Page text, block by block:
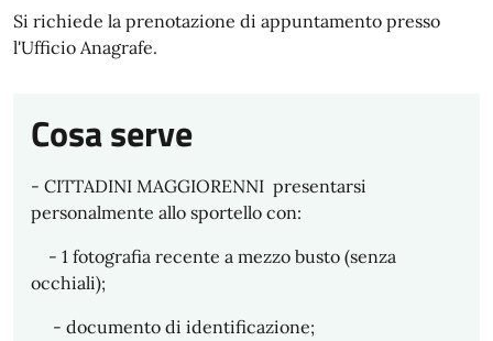
Si richiede la prenotazione di appuntamento presso
l'Ufficio Anagrafe.
Cosa serve
- CITTADINI MAGGIORENNI presentarsi
personalmente allo sportello con:
- 1 fotografia recente a mezzo busto (senza
occhiali);
- documento di identificazione;